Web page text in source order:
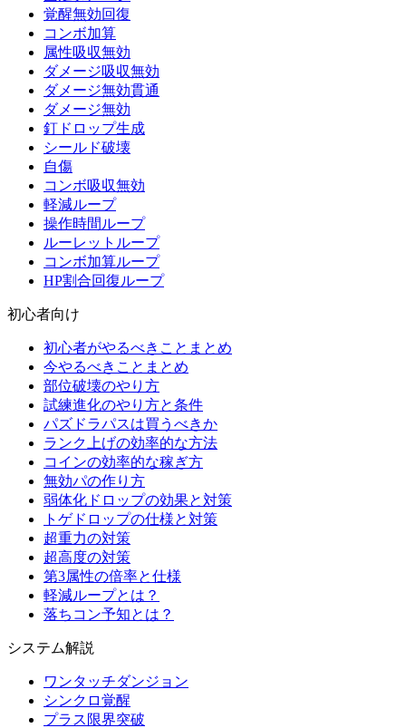
覚醒無効回復
コンボ加算
属性吸収無効
ダメージ吸収無効
ダメージ無効貫通
ダメージ無効
釘ドロップ生成
シールド破壊
自傷
コンボ吸収無効
軽減ループ
操作時間ループ
ルーレットループ
コンボ加算ループ
HP割合回復ループ
初心者向け
初心者がやるべきことまとめ
今やるべきことまとめ
部位破壊のやり方
試練進化のやり方と条件
パズドラパスは買うべきか
ランク上げの効率的な方法
コインの効率的な稼ぎ方
無効パの作り方
弱体化ドロップの効果と対策
トゲドロップの仕様と対策
超重力の対策
超高度の対策
第3属性の倍率と仕様
軽減ループとは？
落ちコン予知とは？
システム解説
ワンタッチダンジョン
シンクロ覚醒
プラス限界突破